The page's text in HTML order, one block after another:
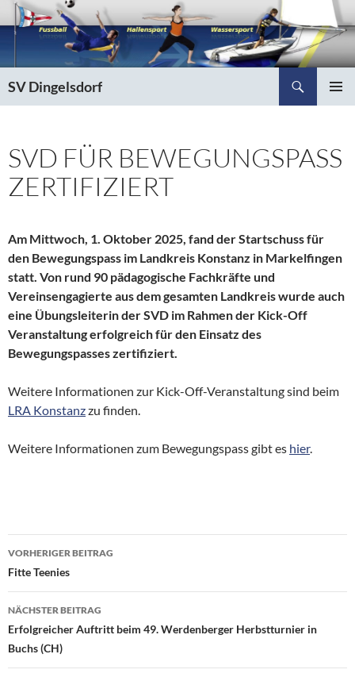
Zum
Inhalt
SV Dingelsdorf
SVD FÜR BEWEGUNGSPASS
ZERTIFIZIERT
Am Mittwoch, 1. Oktober 2025, fand der Startschuss für
den Bewegungspass im Landkreis Konstanz in Markelfingen
statt. Von rund 90 pädagogische Fachkräfte und
Vereinsengagierte aus dem gesamten Landkreis wurde auch
eine Übungsleiterin der SVD im Rahmen der Kick-Off
Veranstaltung erfolgreich für den Einsatz des
Bewegungspasses zertifiziert.
Weitere Informationen zur Kick-Off-Veranstaltung sind beim
LRA Konstanzzu finden.
Weitere Informationen zum Bewegungspass gibt es hier.
Beitragsnavigation
VORHERIGER BEITRAG
Fitte Teenies
NÄCHSTER BEITRAG
Erfolgreicher Auftritt beim 49. Werdenberger Herbstturnier in
Buchs (CH)